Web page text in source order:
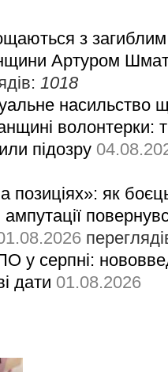
з загиблим
Артуром
1018
насильство
волонтерки:
підозру
як
у серпні:
дати 01.08.2026